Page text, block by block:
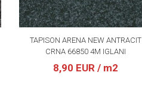
TAPISON ARENA NEW ANTRACIT
CRNA 66850 4M IGLANI
8,90 EUR / m2